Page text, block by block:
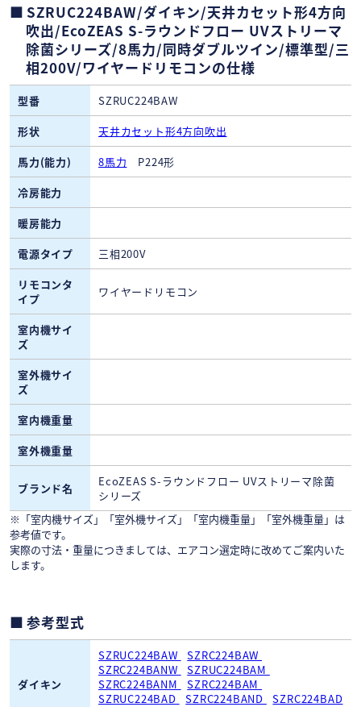
SZRUC224BAW/ダイキン/天井カセット形4方向
吹出/EcoZEAS S-ラウンドフロー UVストリーマ
除菌シリーズ/8馬力/同時ダブルツイン/標準型/三
相200V/ワイヤードリモコンの仕様
型番
SZRUC224BAW
形状
天井カセット形4方向吹出
馬力(能力)
8馬力 P224形
冷房能力
暖房能力
電源タイプ
三相200V
リモコンタ
イプ
ワイヤードリモコン
室内機サイ
ズ
室外機サイ
ズ
室内機重量
室外機重量
ブランド名
EcoZEAS S-ラウンドフロー UVストリーマ除菌
シリーズ
※「室内機サイズ」「室外機サイズ」「室内機重量」「室外機重量」は
参考値です。
実際の寸法・重量につきましては、エアコン選定時に改めてご案内いた
します。
参考型式
ダイキン
SZRUC224BAW
SZRC224BAW
SZRC224BANW
SZRUC224BAM
SZRC224BANM
SZRC224BAM
SZRUC224BAD
SZRC224BAND SZRC224BAD